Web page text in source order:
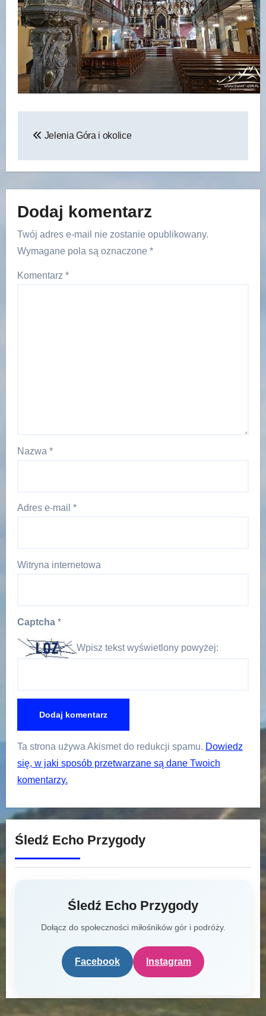
Jelenia Góra i okolice
Dodaj komentarz
Twój adres e-mail nie zostanie opublikowany.
Wymagane pola są oznaczone *
Komentarz *
Nazwa *
Adres e-mail *
Witryna internetowa
Captcha *
Wpisz tekst wyświetlony powyżej:
Ta strona używa Akismet do redukcji spamu. Dowiedz
się, w jaki sposób przetwarzane są dane Twoich
komentarzy.
Śledź Echo Przygody
Śledź Echo Przygody
Dołącz do społeczności miłośników gór i podróży.
Facebook Instagram